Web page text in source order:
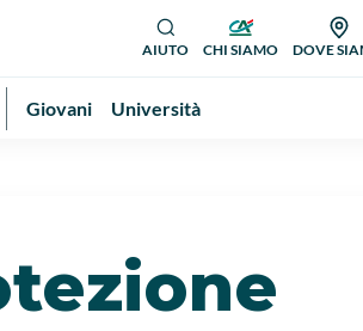
AIUTO CHI SIAMO DOVE
Giovani Università